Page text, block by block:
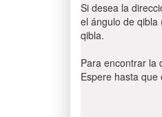
Si desea la
el ángulo de
qibla.
Para encontrar la
Espere hasta